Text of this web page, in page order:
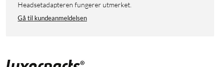
Headsetadapteren fungerer utmerket.
Gå til kundeanmeldelsen